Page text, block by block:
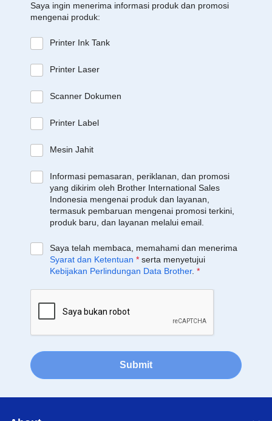
Saya ingin menerima informasi produk dan promosi
mengenai produk:
Printer Ink Tank
Printer Laser
Scanner Dokumen
Printer Label
Mesin Jahit
Informasi pemasaran, periklanan, dan promosi
yang dikirim oleh Brother International Sales
Indonesia mengenai produk dan layanan,
termasuk pembaruan mengenai promosi terkini,
produk baru, dan layanan melalui email.
Saya telah membaca, memahami dan menerima
Syarat dan Ketentuan * serta menyetujui
Kebijakan Perlindungan Data Brother. *
Submit